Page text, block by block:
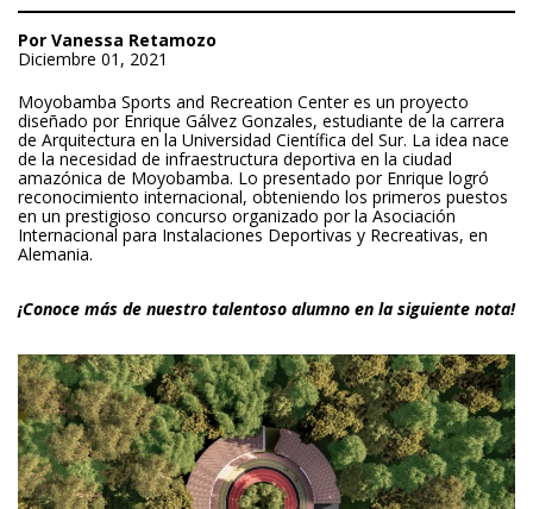
Por Vanessa Retamozo
Diciembre 01, 2021
Moyobamba Sports and Recreation Center es un proyecto
diseñado por Enrique Gálvez Gonzales, estudiante de la carrera
de Arquitectura en la Universidad Científica del Sur. La idea nace
de la necesidad de infraestructura deportiva en la ciudad
amazónica de Moyobamba. Lo presentado por Enrique logró
reconocimiento internacional, obteniendo los primeros puestos
en un prestigioso concurso organizado por la Asociación
Internacional para Instalaciones Deportivas y Recreativas, en
Alemania.
¡Conoce más de nuestro talentoso alumno en la siguiente nota!